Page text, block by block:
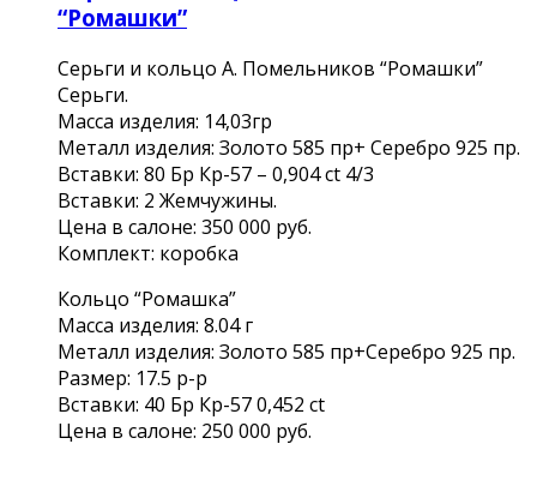
“Ромашки”
Серьги и кольцо А. Помельников “Ромашки”
Серьги.
Масса изделия: 14,03гр
Металл изделия: Золото 585 пр+ Серебро 925 пр.
Вставки: 80 Бр Кр-57 – 0,904 ct 4/3
Вставки: 2 Жемчужины.
Цена в салоне: 350 000 руб.
Комплект: коробка
Кольцо “Ромашка”
Масса изделия: 8.04 г
Металл изделия: Золото 585 пр+Серебро 925 пр.
Размер: 17.5 р-р
Вставки: 40 Бр Кр-57 0,452 ct
Цена в салоне: 250 000 руб.